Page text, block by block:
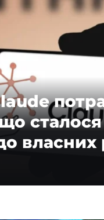
сталося
власних